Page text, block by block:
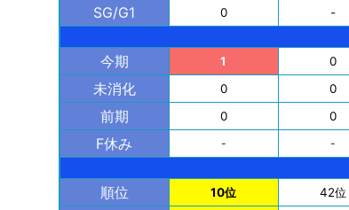
SG/G1 0 -
今期 1 0
未消化 0 0
前期 0 0
F休み - -
順位 10位 42位